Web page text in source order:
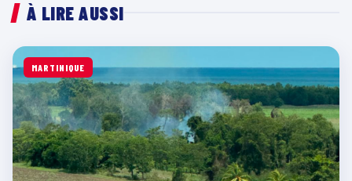
À LIRE AUSSI
MARTINIQUE